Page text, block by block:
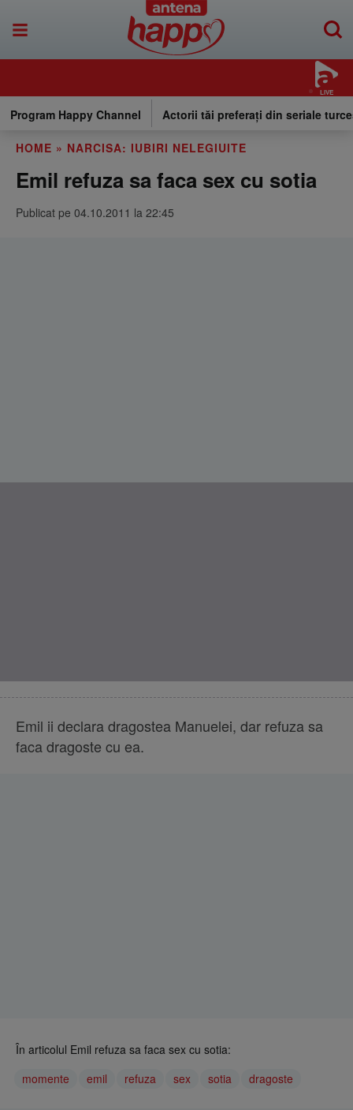
LIVE
Program Happy Channel Actorii tăi preferați din seriale
HOME » NARCISA: IUBIRI NELEGIUITE
Emil refuza sa faca sex cu sotia
Publicat pe 04.10.2011 la 22:45
Emil ii declara dragostea Manuelei, dar refuza sa
faca dragoste cu ea.
În articolul Emil refuza sa faca sex cu sotia:
momente
emil refuza sex sotia dragoste